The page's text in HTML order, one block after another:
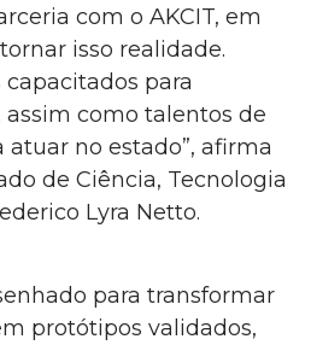
com o AKCIT, em
isso realidade.
para
como talentos de
no estado”, afirma
de Ciência, Tecnologia
Lyra Netto.
para transformar
protótipos validados,